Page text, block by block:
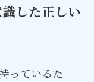
した正しい
っているた